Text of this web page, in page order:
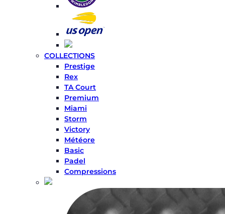
COLLECTIONS
Prestige
Rex
TA Court
Premium
Miami
Storm
Victory
Météore
Basic
Padel
Compressions